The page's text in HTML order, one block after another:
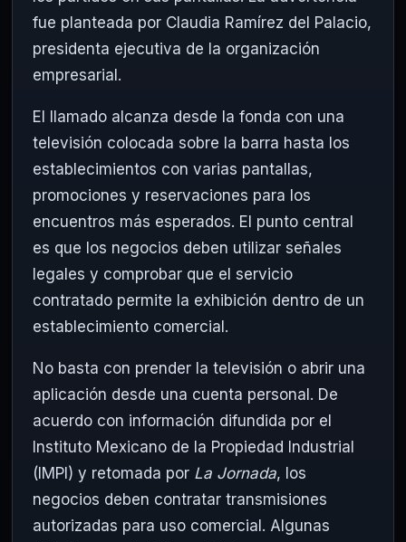
fue planteada por Claudia Ramírez del Palacio,
presidenta ejecutiva de la organización
empresarial.
El llamado alcanza desde la fonda con una
televisión colocada sobre la barra hasta los
establecimientos con varias pantallas,
promociones y reservaciones para los
encuentros más esperados. El punto central
es que los negocios deben utilizar señales
legales y comprobar que el servicio
contratado permite la exhibición dentro de un
establecimiento comercial.
No basta con prender la televisión o abrir una
aplicación desde una cuenta personal. De
acuerdo con información difundida por el
Instituto Mexicano de la Propiedad Industrial
(IMPI) y retomada por La Jornada, los
negocios deben contratar transmisiones
autorizadas para uso comercial. Algunas